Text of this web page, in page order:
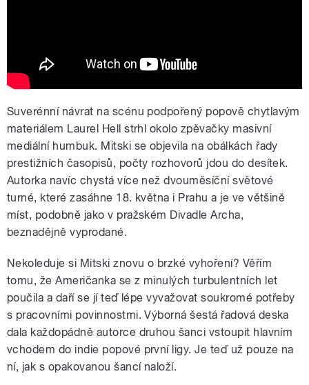
Suverénní návrat na scénu podpořený popově chytlavým
materiálem Laurel Hell strhl okolo zpěvačky masivní
mediální humbuk. Mitski se objevila na obálkách řady
prestižních časopisů, počty rozhovorů jdou do desítek.
Autorka navíc chystá více než dvouměsíční světové
turné, které zasáhne 18. května i Prahu a je ve většině
míst, podobně jako v pražském Divadle Archa,
beznadějně vyprodané.
Nekoleduje si Mitski znovu o brzké vyhoření? Věřím
tomu, že Američanka se z minulých turbulentních let
poučila a daří se jí teď lépe vyvažovat soukromé potřeby
s pracovními povinnostmi. Výborná šestá řadová deska
dala každopádně autorce druhou šanci vstoupit hlavním
vchodem do indie popové první ligy. Je teď už pouze na
ní, jak s opakovanou šancí naloží.